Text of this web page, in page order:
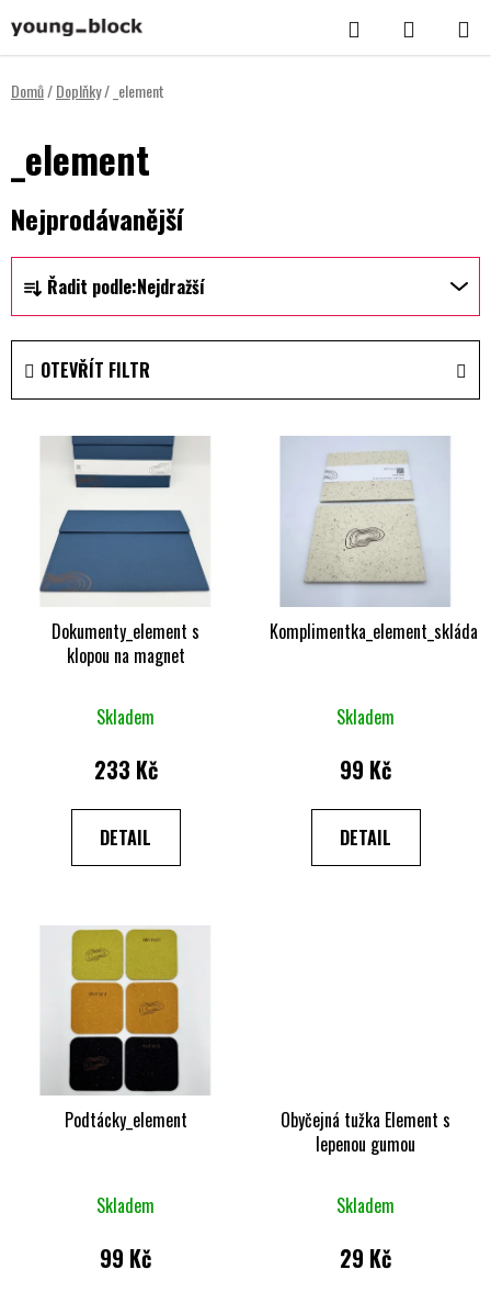
na
obsah
Hledat NÁKUPNÍ
KOŠÍK
Domů/Doplňky/ _element
_element
Nejprodávanější
Ř
z
í
Řadit podle:Nejdražší
OTEVŘÍT FILTR
Dokumenty_element s
klopou na magnet
Skladem
233 Kč
DETAIL
Skladem
99 Kč
DETAIL
Podtácky_element
Skladem
99 Kč
Obyčejná tužka Element s
lepenou gumou
Skladem
29 Kč